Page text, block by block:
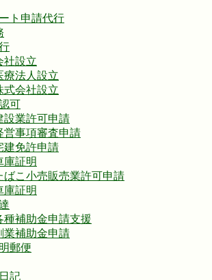
ト申請代行
社設立
療法人設立
式会社設立
可
設業許可申請
営事項審査申請
建免許申請
庫証明
ばこ小売販売業許可申請
庫証明
種補助金申請支援
業補助金申請
郵便
記